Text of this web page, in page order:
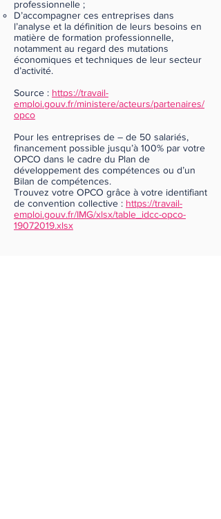
professionnelle ;
D’accompagner ces entreprises dans
l’analyse et la définition de leurs besoins en
matière de formation professionnelle,
notamment au regard des mutations
économiques et techniques de leur secteur
d’activité.
Source : https://travail-
emploi.gouv.fr/ministere/acteurs/partenaires/
opco
Pour les entreprises de – de 50 salariés,
financement possible jusqu’à 100% par votre
OPCO dans le cadre du Plan de
développement des compétences ou d’un
Bilan de compétences.
Trouvez votre OPCO grâce à votre identifiant
de convention collective : https://travail-
emploi.gouv.fr/IMG/xlsx/table_idcc-opco-
19072019.xlsx